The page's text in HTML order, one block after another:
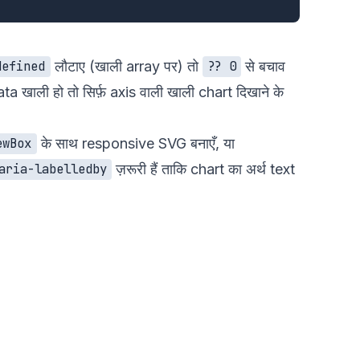
लौटाए (खाली array पर) तो ?? 0 से बचाव
खाली हो तो सिर्फ़ axis वाली खाली chart दिखाने के
के साथ responsive SVG बनाएँ, या
labelledby ज़रूरी हैं ताकि chart का अर्थ text